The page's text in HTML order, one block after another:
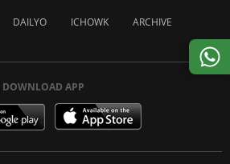
DAILYO ICHOWK ARCHIVE
DOWNLOAD APP